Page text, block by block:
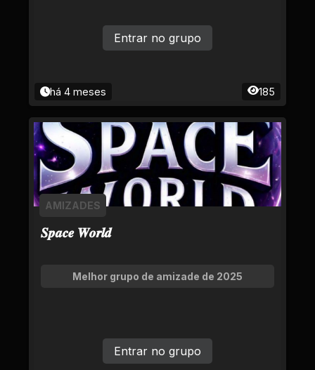
há 4 meses 185
Entrar no grupo
𝑺𝒑𝒂𝒄𝒆 𝑾𝒐𝒓𝒍𝒅
AMIZADES
Melhor grupo de amizade de 2025
Entrar no grupo